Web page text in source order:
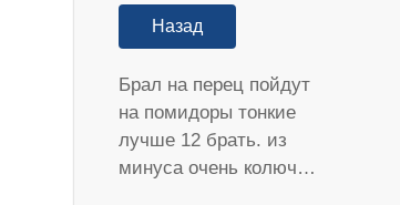
Назад
Брал на перец пойдут
на помидоры тонкие
лучше 12 брать. из
минуса очень колюч…